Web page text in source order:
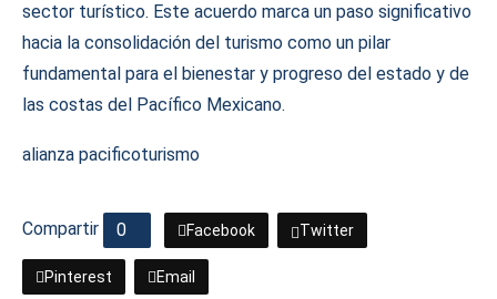
sector turístico. Este acuerdo marca un paso significativo
hacia la consolidación del turismo como un pilar
fundamental para el bienestar y progreso del estado y de
las costas del Pacífico Mexicano.
alianza pacificoturismo
Compartir 0 Facebook Twitter
Pinterest Email